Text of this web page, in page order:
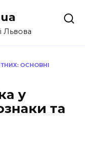
Львова
ОСНОВНІ
у
та